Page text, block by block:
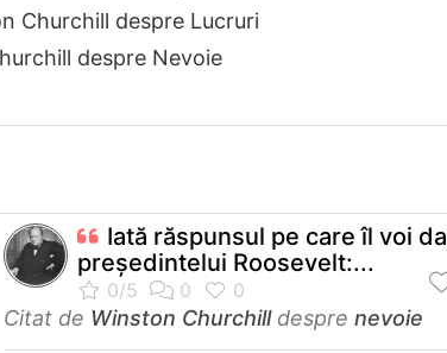
Churchill despre Lucruri
despre Nevoie
Iată răspunsul pe care îl voi da
preşedintelui Roosevelt:...
Citat de Winston Churchilldespre nevoie